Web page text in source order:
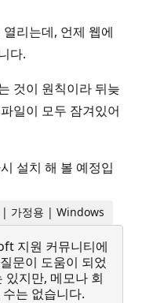
리는데, 언제 웹에
다.
것이 원칙이라 뒤늦
일이 모두 잠겨있어
설치 해 볼 예정입
가정용 | Windows
지원 커뮤니티에
문이 도움이 되었
있지만, 메모나 회
는 없습니다.